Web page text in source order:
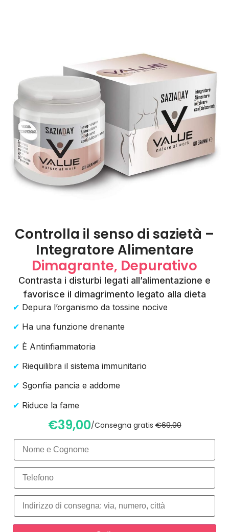
Controlla il senso di sazietà –
Integratore Alimentare
Dimagrante, Depurativo
Contrasta i disturbi legati all’alimentazione e
favorisce il dimagrimento legato alla dieta
✔ Depura l’organismo da tossine nocive
✔ Ha una funzione drenante
✔ È Antinfiammatoria
✔ Riequilibra il sistema immunitario
✔ Sgonfia pancia e addome
✔ Riduce la fame
€39,00/Consegna gratis€69,00
Numero di telefono*
Indirizzo di consegna*